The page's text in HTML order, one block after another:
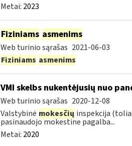
Metai: 2023
Fiziniams asmenims
Web turinio sąrašas 2021-06-03
Fiziniams asmenims
VMI skelbs nukentėjusių nuo
Web turinio sąrašas 2020-12-08
Valstybinė mokesčių inspekcija
pasinaudojo mokestine pagalba...
Metai: 2020